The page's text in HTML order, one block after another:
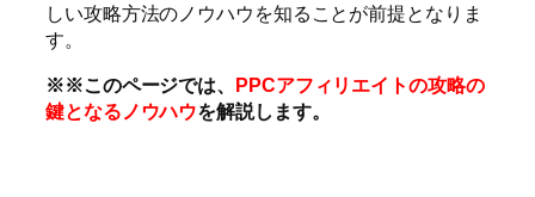
しい攻略方法のノウハウを知ることが前提となりま
す。
※※このページでは、 PPCアフィリエイトの攻略の
鍵となるノウハウを解説します。